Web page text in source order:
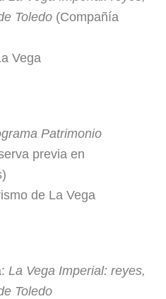
Toledo (Compañía
Vega
Patrimonio
previa en
de La Vega
La Vega Imperial: reyes,
Toledo